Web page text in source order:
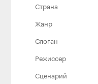
Страна
Жанр
Слоган
Режиссер
Сценарий